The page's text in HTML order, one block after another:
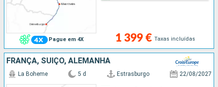
Pague em 4X 1 399 € Taxas incluídas
FRANÇA, SUÍÇO, ALEMANHA
La Boheme 5 d Estrasburgo 22/08/2027